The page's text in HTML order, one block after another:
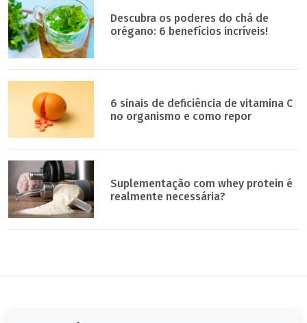
Descubra os poderes do chá de
orégano: 6 benefícios incríveis!
6 sinais de deficiência de vitamina C
no organismo e como repor
Suplementação com whey protein é
realmente necessária?